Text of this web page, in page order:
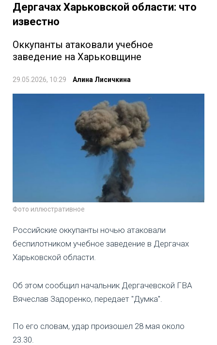
Дергачах Харьковской области: что
известно
Оккупанты атаковали учебное
заведение на Харьковщине
29.05.2026, 10:29 Алина Лисичкина
Фото иллюстративное
Российские оккупанты ночью атаковали
беспилотником учебное заведение в Дергачах
Харьковской области.
Об этом сообщил начальник Дергачевской ГВА
Вячеслав Задоренко, передает "Думка".
По его словам, удар произошел 28 мая около
23.30.